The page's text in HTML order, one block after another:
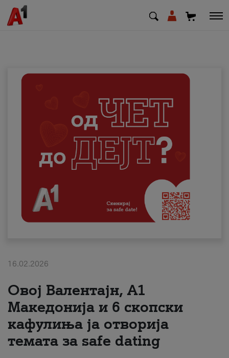
Деловни
Поддршка
Надополни кредит
Плати сметка
#ПодобарОнлајн
16.02.2026
Овој Валентајн, A1
Македонија и 6 скопски
кафулиња ја отворија
темата за safe dating